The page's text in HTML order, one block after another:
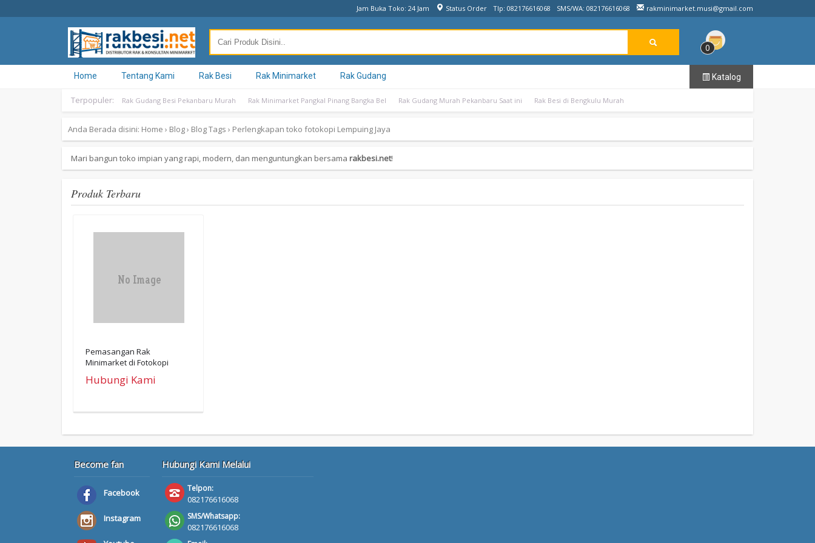
Jam Buka Toko: 24 Jam Status Order Tlp: 082176616068 SMS/WA: 082176616068 rakminimarket.musi@gmail.com
0
Home Tentang Kami Rak Besi Rak Minimarket Rak Gudang Katalog
Terpopuler: Rak Gudang Besi Pekanbaru Murah Rak Minimarket Pangkal Pinang Bangka Bel Rak Gudang Murah Pekanbaru Saat ini Rak Besi di Bengkulu Murah
Anda Berada disini: Home › Blog› Blog Tags › Perlengkapan toko fotokopi Lempuing Jaya
Mari bangun toko impian yang rapi, modern, dan menguntungkan bersama rakbesi.net!
Produk Terbaru
Pemasangan Rak
Minimarket di Fotokopi
Hubungi Kami
Become fan
Facebook
Instagram
Hubungi Kami Melalui
Telpon:
082176616068
SMS/Whatsapp:
082176616068